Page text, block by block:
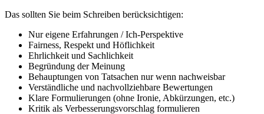
Das sollten Sie beim Schreiben berücksichtigen:
Nur eigene Erfahrungen / Ich-Perspektive
Fairness, Respekt und Höflichkeit
Ehrlichkeit und Sachlichkeit
Begründung der Meinung
Behauptungen von Tatsachen nur wenn nachweisbar
Verständliche und nachvollziehbare Bewertungen
Klare Formulierungen (ohne Ironie, Abkürzungen, etc.)
Kritik als Verbesserungsvorschlag formulieren